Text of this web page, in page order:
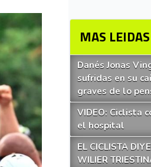
MAS LEIDAS
Danés Jonas
sufridas en su
graves de lo
VIDEO: Ciclista
el hospital
EL CICLISTA
WILIER